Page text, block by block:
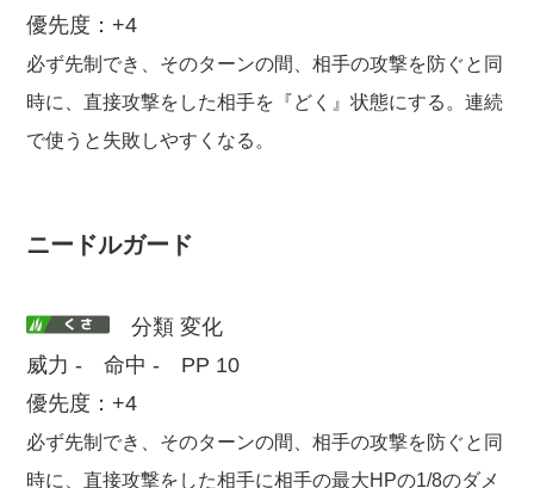
優先度：+4
必ず先制でき、そのターンの間、相手の攻撃を防ぐと同
時に、直接攻撃をした相手を『どく』状態にする。連続
で使うと失敗しやすくなる。
ニードルガード
分類 変化
威力 - 命中 - PP 10
優先度：+4
必ず先制でき、そのターンの間、相手の攻撃を防ぐと同
時に、直接攻撃をした相手に相手の最大HPの1/8のダメ